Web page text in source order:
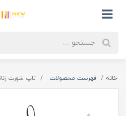
خانه فهرست محصولات تاپ شورت